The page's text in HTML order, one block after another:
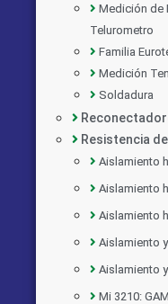
Medición de
Telurometro
Familia
Medición
Soldadura
Resistencia
Aislamiento
Aislamiento
Aislamiento
Aislamiento
Aislamiento
Mi 3210: